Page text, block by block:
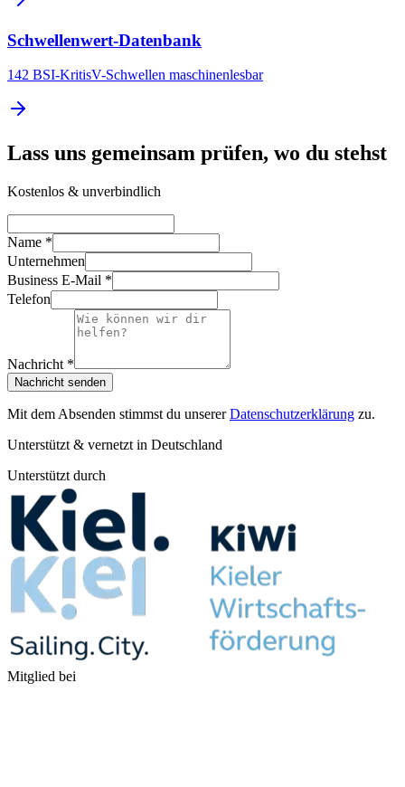
Schwellenwert-Datenbank
142 BSI-KritisV-Schwellen maschinenlesbar
Lass uns gemeinsam prüfen, wo du stehst
Kostenlos & unverbindlich
Name *
Unternehmen
Business E-Mail *
Telefon
Nachricht *
Nachricht senden
Mit dem Absenden stimmst du unserer Datenschutzerklärung zu.
Unterstützt & vernetzt in Deutschland
Unterstützt durch
Mitglied bei